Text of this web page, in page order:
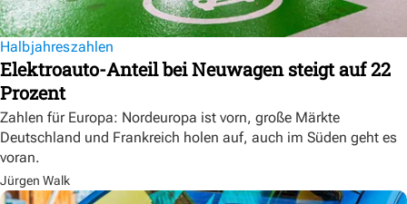
Halbjahreszahlen
Elektroauto-Anteil bei Neuwagen steigt auf 22
Prozent
Zahlen für Europa: Nordeuropa ist vorn, große Märkte
Deutschland und Frankreich holen auf, auch im Süden geht es
voran.
Jürgen Walk